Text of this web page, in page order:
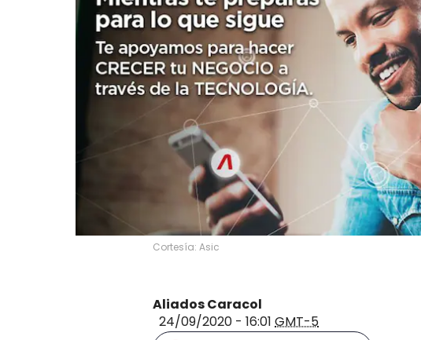
Cortesía: Asic
Aliados Caracol
24/09/2020 - 16:01 GMT-5